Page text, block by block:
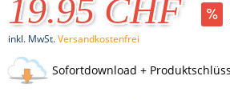
19.95 CHF
inkl. MwSt.Versandkostenfrei
Sofortdownload +